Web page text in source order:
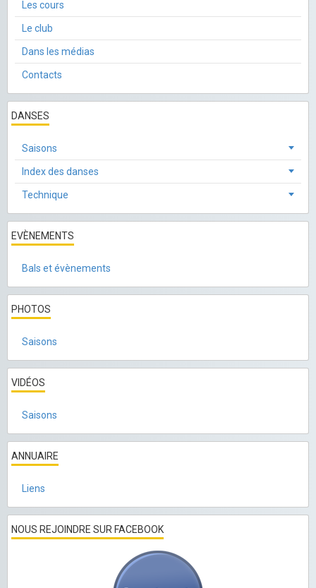
Les cours
Le club
Dans les médias
Contacts
DANSES
Saisons
Index des danses
Technique
EVÈNEMENTS
Bals et évènements
PHOTOS
Saisons
VIDÉOS
Saisons
ANNUAIRE
Liens
NOUS REJOINDRE SUR FACEBOOK